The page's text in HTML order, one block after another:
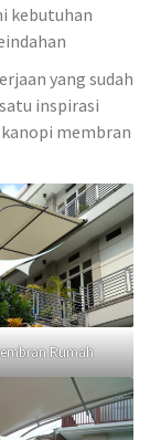
kebutuhan
yang sudah
inspirasi
membran
Rumah